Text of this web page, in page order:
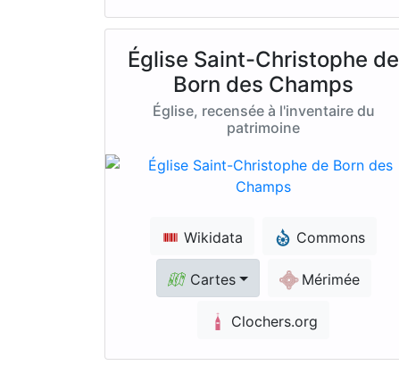
Église Saint-Christophe de
Born des Champs
Église, recensée à l'inventaire du
patrimoine
Wikidata Commons
Cartes Mérimée
Clochers.org